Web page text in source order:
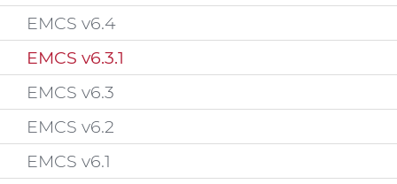
EMCS v6.4
EMCS v6.3.1
EMCS v6.3
EMCS v6.2
EMCS v6.1